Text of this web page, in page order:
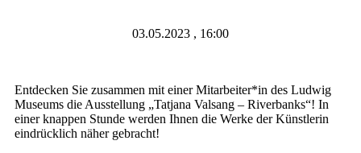
03.05.2023 , 16:00
Entdecken Sie zusammen mit einer Mitarbeiter*in des Ludwig
Museums die Ausstellung „Tatjana Valsang – Riverbanks“! In
einer knappen Stunde werden Ihnen die Werke der Künstlerin
eindrücklich näher gebracht!